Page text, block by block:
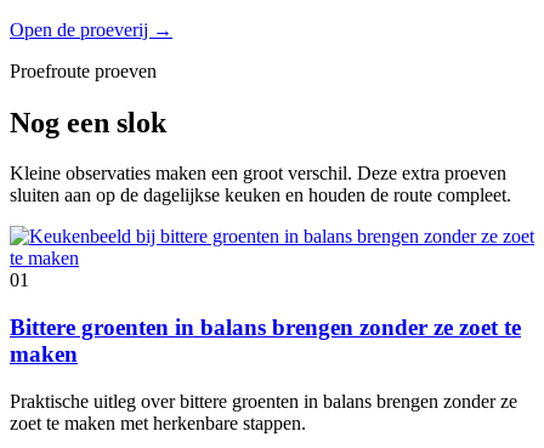
Open de proeverij →
Proefroute proeven
Nog een slok
Kleine observaties maken een groot verschil. Deze extra proeven
sluiten aan op de dagelijkse keuken en houden de route compleet.
01
Bittere groenten in balans brengen zonder ze zoet te
maken
Praktische uitleg over bittere groenten in balans brengen zonder ze
zoet te maken met herkenbare stappen.